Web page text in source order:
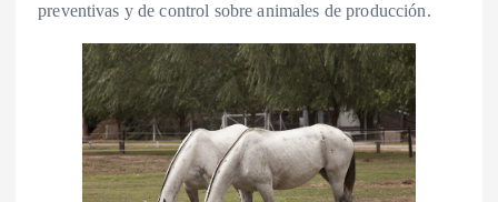
preventivas y de control sobre animales de producción.